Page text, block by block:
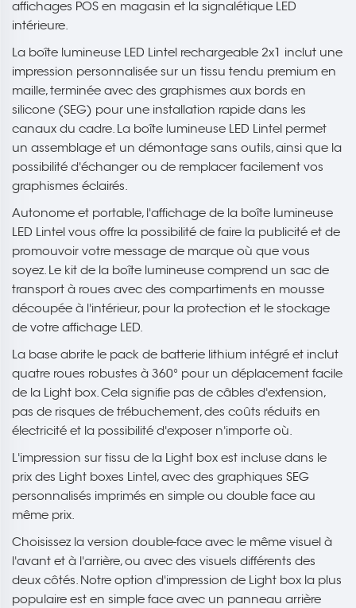
affichages POS en magasin et la signalétique LED
intérieure.
La boîte lumineuse LED Lintel rechargeable 2x1 inclut une
impression personnalisée sur un tissu tendu premium en
maille, terminée avec des graphismes aux bords en
silicone (SEG) pour une installation rapide dans les
canaux du cadre. La boîte lumineuse LED Lintel permet
un assemblage et un démontage sans outils, ainsi que la
possibilité d'échanger ou de remplacer facilement vos
graphismes éclairés.
Autonome et portable, l'affichage de la boîte lumineuse
LED Lintel vous offre la possibilité de faire la publicité et de
promouvoir votre message de marque où que vous
soyez. Le kit de la boîte lumineuse comprend un sac de
transport à roues avec des compartiments en mousse
découpée à l'intérieur, pour la protection et le stockage
de votre affichage LED.
La base abrite le pack de batterie lithium intégré et inclut
quatre roues robustes à 360° pour un déplacement facile
de la Light box. Cela signifie pas de câbles d'extension,
pas de risques de trébuchement, des coûts réduits en
électricité et la possibilité d'exposer n'importe où.
L'impression sur tissu de la Light box est incluse dans le
prix des Light boxes Lintel, avec des graphiques SEG
personnalisés imprimés en simple ou double face au
même prix.
Choisissez la version double-face avec le même visuel à
l'avant et à l'arrière, ou avec des visuels différents des
deux côtés. Notre option d'impression de Light box la plus
populaire est en simple face avec un panneau arrière